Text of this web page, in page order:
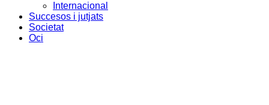
Internacional
Succesos i jutjats
Societat
Oci